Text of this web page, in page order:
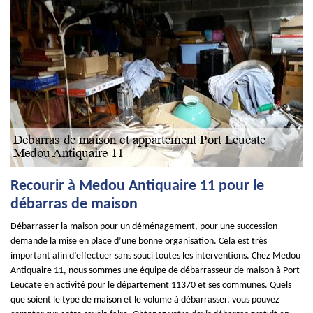
Recourir à Medou Antiquaire 11 pour le
débarras de maison
Débarrasser la maison pour un déménagement, pour une succession
demande la mise en place d’une bonne organisation. Cela est très
important afin d’effectuer sans souci toutes les interventions. Chez Medou
Antiquaire 11, nous sommes une équipe de débarrasseur de maison à Port
Leucate en activité pour le département 11370 et ses communes. Quels
que soient le type de maison et le volume à débarrasser, vous pouvez